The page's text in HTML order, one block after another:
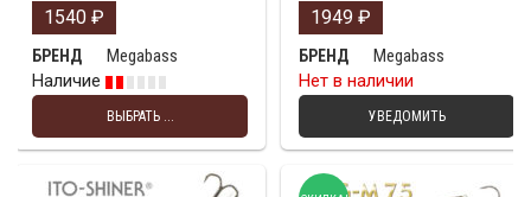
1540 ₽
БРЕНД
Megabass
Наличие
ВЫБРАТЬ ...
1949 ₽
БРЕНД
Megabass
Нет в наличии
УВЕДОМИТЬ